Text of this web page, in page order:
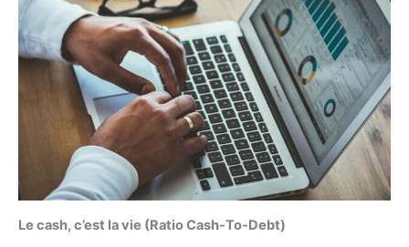
Le cash, c’est la vie (Ratio Cash-To-Debt)